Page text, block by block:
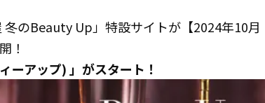
のBeauty Up」特設サイトが【2024年10月
！
ーアップ) 」がスタート！